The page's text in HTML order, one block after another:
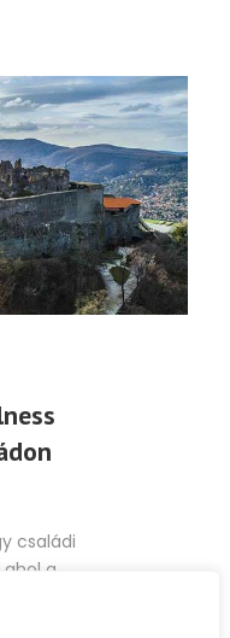
családi
ahol a
kincsek